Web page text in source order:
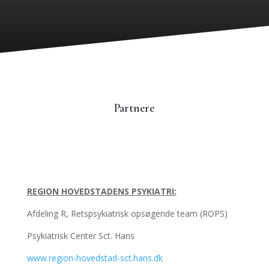
Partnere
REGION HOVEDSTADENS PSYKIATRI:
Afdeling R, Retspsykiatrisk opsøgende team (ROPS)
Psykiatrisk Center Sct. Hans
www.region-hovedstad-sct.hans.dk